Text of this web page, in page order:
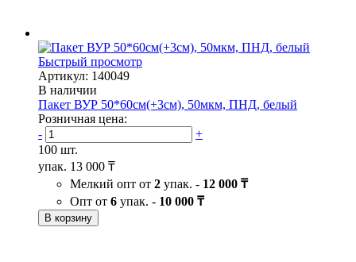
Быстрый просмотр
Артикул: 140049
В наличии
Пакет ВУР 50*60см(+3см), 50мкм, ПНД, белый
Розничная цена:
-
+
100 шт.
упак. 13 000 ₸
Мелкий опт от 2 упак. - 12 000 ₸
Опт от 6 упак. - 10 000 ₸
В корзину